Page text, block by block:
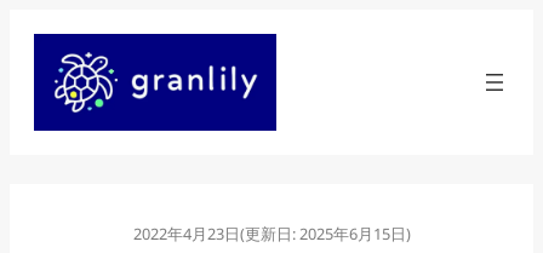
2022年4月23日(更新日:2025年6月15日)